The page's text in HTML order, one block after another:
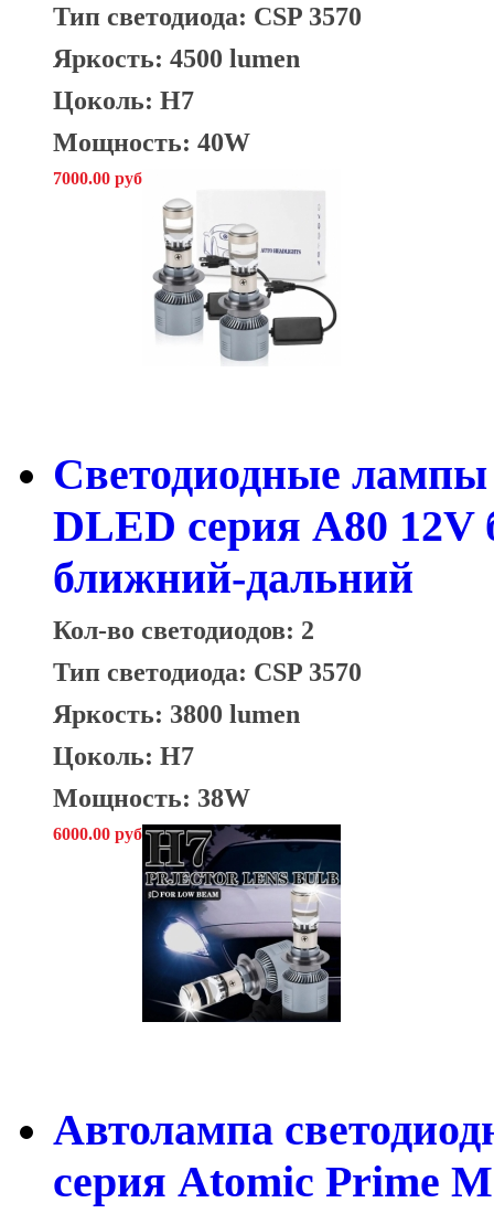
Тип светодиода: CSP 3570
Яркость: 4500 lumen
Цоколь: H7
Мощность: 40W
7000.00 руб
Светодиодные лампы
DLED серия A80 12V
ближний-дальний
Кол-во светодиодов: 2
Тип светодиода: CSP 3570
Яркость: 3800 lumen
Цоколь: H7
Мощность: 38W
6000.00 руб
Автолампа
серия Atomic Prime